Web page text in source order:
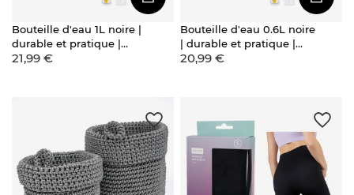
Bouteille d'eau 1L noire |
durable et pratique |
Batman
21,99 €
Bouteille d'eau 0.6L noire
| durable et pratique |
Batman
20,99 €